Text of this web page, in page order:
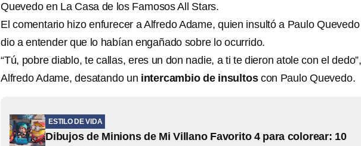
Quevedo en La Casa de los Famosos All Stars.
El comentario hizo enfurecer a Alfredo Adame, quien insultó a Paulo
dio a entender que lo habían engañado sobre lo ocurrido.
“Tú, pobre diablo, te callas, eres un don nadie, a ti te dieron atole con el
Alfredo Adame, desatando un intercambio de insultoscon Paulo Quevedo.
ESTILO DE VIDA
Dibujos de Minions de Mi Villano Favorito 4 para colorear: 10